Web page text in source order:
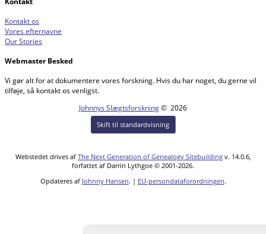
Kontakt os
Vores efternavne
Our Stories
Webmaster Besked
Vi gør alt for at dokumentere vores forskning. Hvis du har noget, du gerne vil
tilføje, så kontakt os venligst.
Johnnys Slægtsforskning© 2026
Skift til standardvisning
Webstedet drives af The Next Generation of Genealogy Sitebuildingv. 14.0.6,
forfattet af Darrin Lythgoe © 2001-2026.
Opdateres af Johnny Hansen. | EU-persondataforordningen.